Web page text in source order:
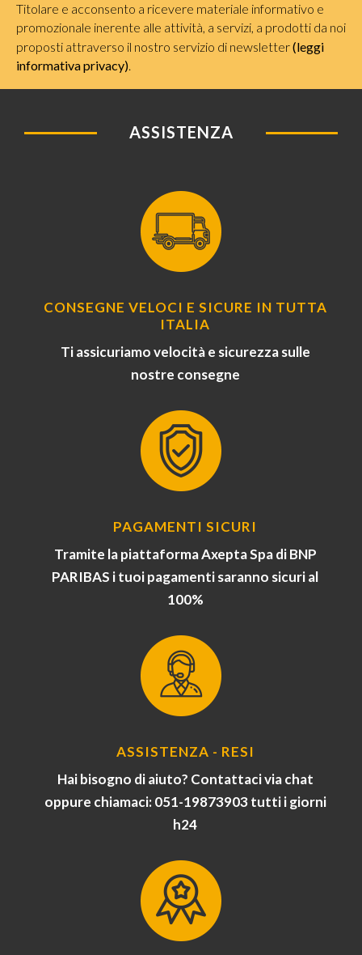
Titolare e acconsento a ricevere materiale informativo e
promozionale inerente alle attività, a servizi, a prodotti da noi
proposti attraverso il nostro servizio di newsletter(leggi
informativa privacy).
ASSISTENZA
CONSEGNE VELOCI E SICURE IN TUTTA
ITALIA
Ti assicuriamo velocità e sicurezza sulle
nostre consegne
PAGAMENTI SICURI
Tramite la piattaforma Axepta Spa di BNP
PARIBAS i tuoi pagamenti saranno sicuri al
100%
ASSISTENZA - RESI
Hai bisogno di aiuto? Contattaci via chat
oppure chiamaci: 051-19873903 tutti i giorni
h24